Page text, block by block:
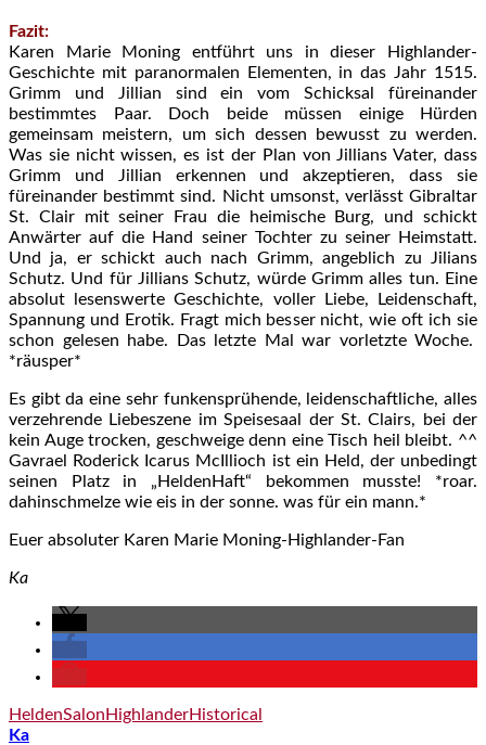
Fazit:
Karen Marie Moning entführt uns in dieser Highlander-
Geschichte mit paranormalen Elementen, in das Jahr 1515.
Grimm und Jillian sind ein vom Schicksal füreinander
bestimmtes Paar. Doch beide müssen einige Hürden
gemeinsam meistern, um sich dessen bewusst zu werden.
Was sie nicht wissen, es ist der Plan von Jillians Vater, dass
Grimm und Jillian erkennen und akzeptieren, dass sie
füreinander bestimmt sind. Nicht umsonst, verlässt Gibraltar
St. Clair mit seiner Frau die heimische Burg, und schickt
Anwärter auf die Hand seiner Tochter zu seiner Heimstatt.
Und ja, er schickt auch nach Grimm, angeblich zu Jilians
Schutz. Und für Jillians Schutz, würde Grimm alles tun. Eine
absolut lesenswerte Geschichte, voller Liebe, Leidenschaft,
Spannung und Erotik. Fragt mich besser nicht, wie oft ich sie
schon gelesen habe. Das letzte Mal war vorletzte Woche.
*räusper*
Es gibt da eine sehr funkensprühende, leidenschaftliche, alles
verzehrende Liebeszene im Speisesaal der St. Clairs, bei der
kein Auge trocken, geschweige denn eine Tisch heil bleibt. ^^
Gavrael Roderick Icarus McIllioch ist ein Held, der unbedingt
seinen Platz in „HeldenHaft“ bekommen musste! *roar.
dahinschmelze wie eis in der sonne. was für ein mann.*
Euer absoluter Karen Marie Moning-Highlander-Fan
Ka
HeldenSalon HighlanderHistorical
Ka